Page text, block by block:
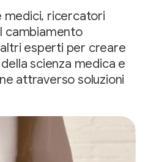
medici, ricercatori
cambiamento
esperti per creare
scienza medica e
attraverso soluzioni